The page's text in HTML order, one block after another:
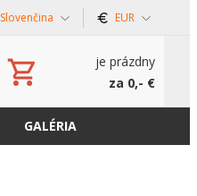
Slovenčina EUR
je prázdny
za 0,- €
GALÉRIA